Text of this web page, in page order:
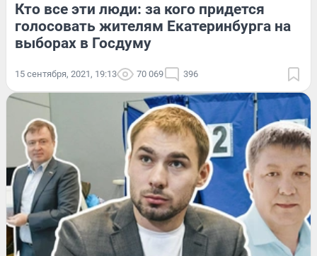
Кто все эти люди: за кого придется
голосовать жителям Екатеринбурга на
выборах в Госдуму
15 сентября, 2021, 19:13 70 069 396